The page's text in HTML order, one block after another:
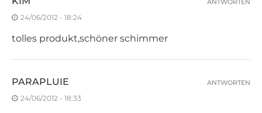
24/06/2012 - 18:24
tolles produkt,schöner schimmer
ANTWORTEN
PARAPLUIE
24/06/2012 - 18:33
ANTWORTEN